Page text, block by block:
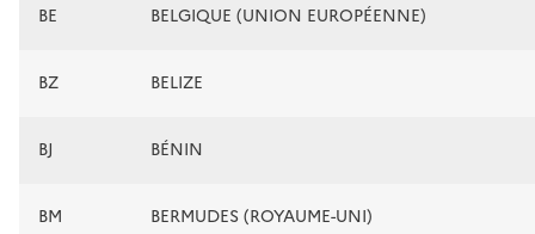
BE BELGIQUE (UNION EUROPÉENNE)
BZ BELIZE
BJ BÉNIN
BM BERMUDES (ROYAUME-UNI)